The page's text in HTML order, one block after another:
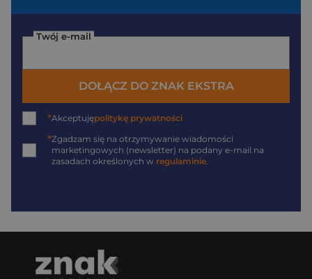
Twój e-mail
DOŁĄCZ DO ZNAK EKSTRA
*Akceptujępolitykę prywatności
*Zgadzam się na otrzymywanie wiadomości
marketingowych (newsletter) na podany e-mail na
zasadach określonych w regulaminie.